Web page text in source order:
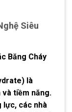
Siêu
Băng Cháy
là
và tiềm năng.
lực, các nhà